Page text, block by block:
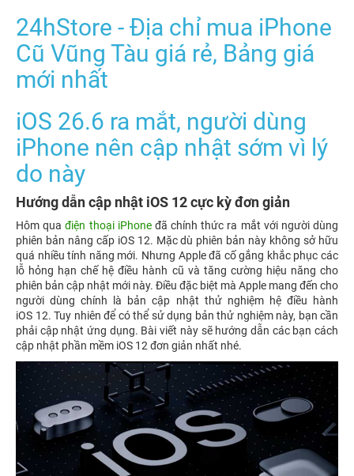
24hStore - Địa chỉ mua iPhone
Cũ Vũng Tàu giá rẻ, Bảng giá
mới nhất
iOS 26.6 ra mắt, người dùng
iPhone nên cập nhật sớm vì lý
do này
Hướng dẫn cập nhật iOS 12 cực kỳ đơn giản
Hôm quađiện thoại iPhoneđã chính thức ra mắt với người dùng
phiên bản nâng cấp iOS 12. Mặc dù phiên bản này không sở hữu
quá nhiều tính năng mới. Nhưng Apple đã cố gắng khắc phục các
lỗ hỏng hạn chế hệ điều hành cũ và tăng cường hiệu năng cho
phiên bản cập nhật mới này. Điều đặc biệt mà Apple mang đến cho
người dùng chính là bản cập nhật thử nghiệm hệ điều hành
iOS 12. Tuy nhiên để có thể sử dụng bản thử nghiệm này, bạn cần
phải cập nhật ứng dụng. Bài viết này sẽ hướng dẫn các bạn cách
cập nhật phần mềm iOS 12 đơn giản nhất nhé.